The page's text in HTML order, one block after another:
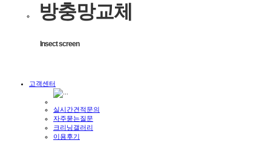
방충망교체
Insect screen
고객센터
실시간견적문의
자주묻는질문
크리닝갤러리
이용후기